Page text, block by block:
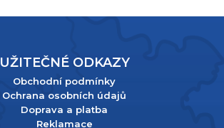
UŽITEČNÉ ODKAZY
Obchodní podmínky
Ochrana osobních údajů
Doprava a platba
Reklamace